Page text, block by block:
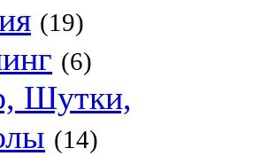
(19)
(6)
Шутки,
(14)